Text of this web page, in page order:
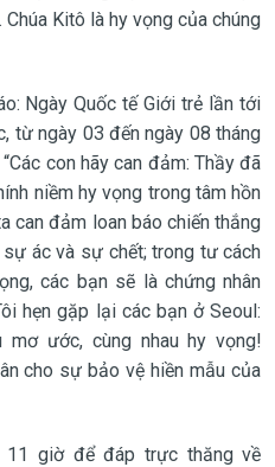
Kitô là hy vọng của chúng
Ngày Quốc tế Giới trẻ lần tới
từ ngày 03 đến ngày 08 tháng
con hãy can đảm: Thầy đã
niềm hy vọng trong tâm hồn
can đảm loan báo chiến thắng
ác và sự chết; trong tư cách
các bạn sẽ là chứng nhân
hẹn gặp lại các bạn ở Seoul:
ước, cùng nhau hy vọng!
cho sự bảo vệ hiền mẫu của
giờ để đáp trực thăng về